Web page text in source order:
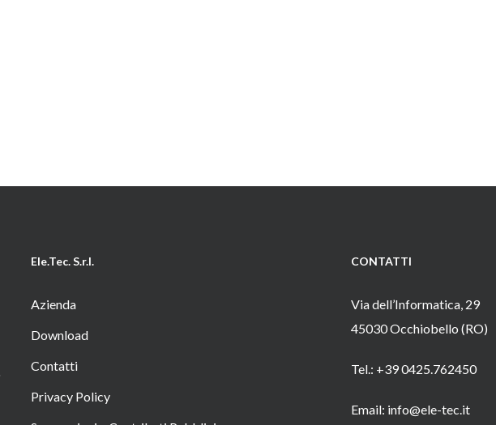
Ele.Tec. S.r.l.
Azienda
Download
Contatti
Privacy Policy
CONTATTI
Via dell’Informatica, 29
45030 Occhiobello (RO)
Tel.: +39 0425.762450
Email: info@ele-tec.it